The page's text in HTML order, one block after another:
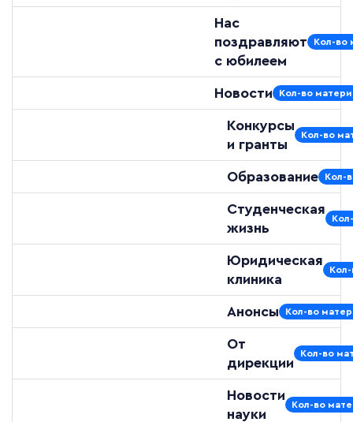
Нас
поздравляют
с юбилеем
Кол-во
Новости Кол-во
Конкурсы
и гранты
Кол-во
Образование Кол-
Студенческая
жизнь
Юридическая
клиника
Кол-
Анонсы Кол-во
От
дирекции
Кол-во
Новости
науки
Кол-во